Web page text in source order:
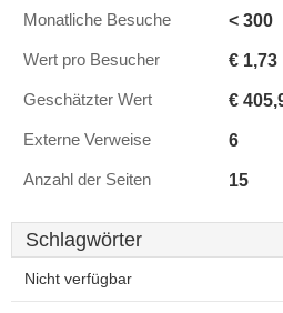
Monatliche Besuche < 300
Wert pro Besucher € 1,73
Geschätzter Wert €
Externe Verweise 6
Anzahl der Seiten 15
Schlagwörter
Nicht verfügbar